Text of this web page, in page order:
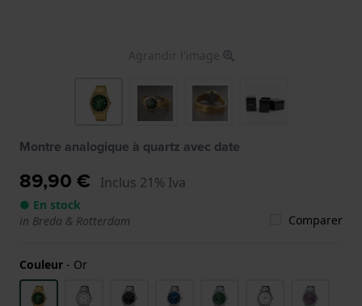
Agrandir l'image
Montre analogique à quartz avec date
89,90 € Inclus 21% Iva
● En stock
in Breda & Rotterdam
Comparer
Couleur - Or